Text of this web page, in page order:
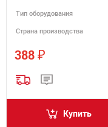
Тип оборудования
Страна производства
388 ₽
Купить